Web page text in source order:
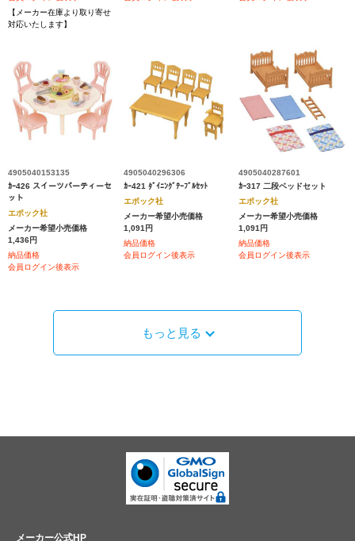
【メーカー在庫より取り寄せ
対応いたします】
4905040153135
ｶｰ426 スイーツパーティーセ
ット
エポック社
メーカー希望小売価格
1,436円
納品価格
会員ログイン後表示
4905040296306
ｶｰ421 ﾀﾞｲﾆﾝｸﾞﾃｰﾌﾞﾙｾｯﾄ
エポック社
メーカー希望小売価格
1,091円
納品価格
会員ログイン後表示
4905040287601
ｶｰ317 二段ベッドセット
エポック社
メーカー希望小売価格
1,091円
納品価格
会員ログイン後表示
もっと見る
メーカー公式HP